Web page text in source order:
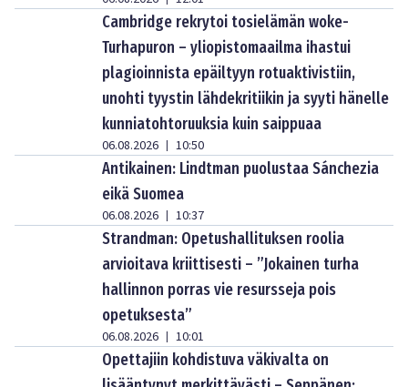
Cambridge rekrytoi tosielämän woke-
Turhapuron – yliopistomaailma ihastui
plagioinnista epäiltyyn rotuaktivistiin,
unohti tyystin lähdekritiikin ja syyti hänelle
kunniatohtoruuksia kuin saippuaa
06.08.2026 | 10:50
Antikainen: Lindtman puolustaa Sánchezia
eikä Suomea
06.08.2026 | 10:37
Strandman: Opetushallituksen roolia
arvioitava kriittisesti – ”Jokainen turha
hallinnon porras vie resursseja pois
opetuksesta”
06.08.2026 | 10:01
Opettajiin kohdistuva väkivalta on